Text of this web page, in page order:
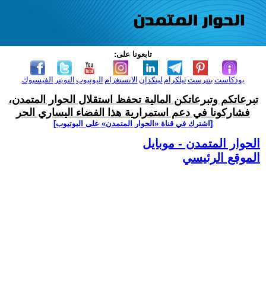
تابعونا على:
الفيسبوك التويتر اليوتيوب الانستغرام لينكدإن تيلكرامبنترست بودكاست
تبرعاتكم وتبرعاتكن المالية تحفظ استقلال الحوار المتمدن،
فشاركونا في دعم استمرارية هذا الفضاء اليساري الحر
[اشترك في قناة ‫«الحوار المتمدن» على اليوتيوب]
الحوار المتمدن - موبايل
الموقع الرئيسي